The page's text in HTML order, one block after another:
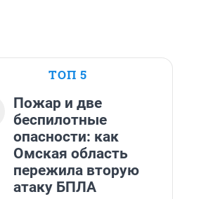
ТОП 5
Пожар и две
беспилотные
опасности: как
Омская область
пережила вторую
атаку БПЛА